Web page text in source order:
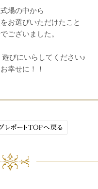
場の中から
お選びいただけたこと
ございました。
びにいらしてください♪
幸せに！！
面に進む